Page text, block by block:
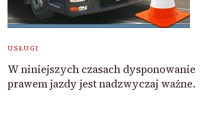
USŁUGI
W niniejszych czasach dysponowanie
prawem jazdy jest nadzwyczaj ważne.